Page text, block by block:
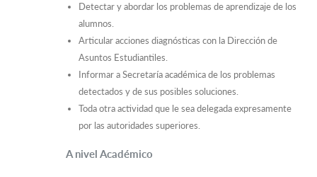
Detectar y abordar los problemas de aprendizaje de los
alumnos.
Articular acciones diagnósticas con la Dirección de
Asuntos Estudiantiles.
Informar a Secretaría académica de los problemas
detectados y de sus posibles soluciones.
Toda otra actividad que le sea delegada expresamente
por las autoridades superiores.
A nivel Académico